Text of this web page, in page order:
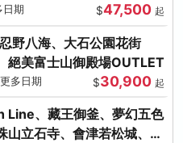
日期 $47,500 起
野八海、大石公園花街
絕美富士山御殿場OUTLET
多日期 $30,900 起
Line、藏王御釜、夢幻五色
山立石寺、會津若松城、燒